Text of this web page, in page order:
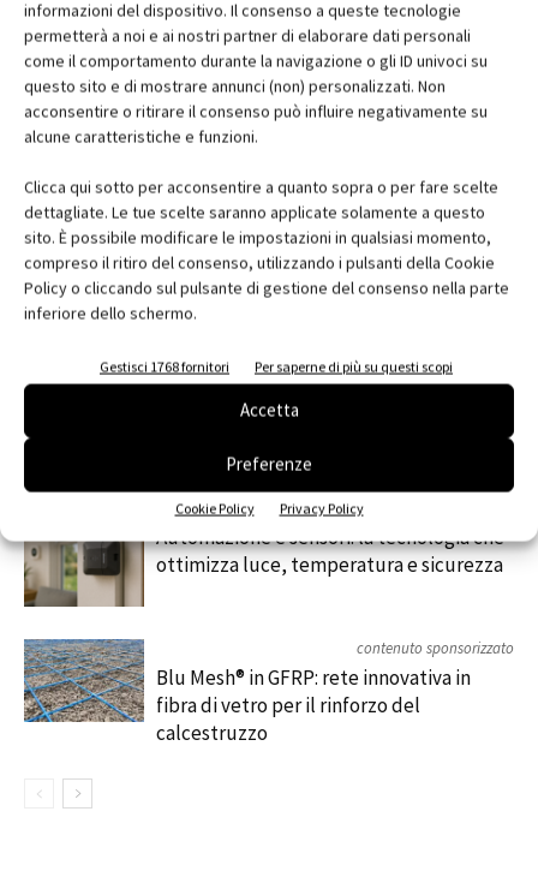
informazioni del dispositivo. Il consenso a queste tecnologie
permetterà a noi e ai nostri partner di elaborare dati personali
come il comportamento durante la navigazione o gli ID univoci su
questo sito e di mostrare annunci (non) personalizzati. Non
acconsentire o ritirare il consenso può influire negativamente su
alcune caratteristiche e funzioni.
Clicca qui sotto per acconsentire a quanto sopra o per fare scelte
dettagliate. Le tue scelte saranno applicate solamente a questo
sito. È possibile modificare le impostazioni in qualsiasi momento,
compreso il ritiro del consenso, utilizzando i pulsanti della Cookie
Policy o cliccando sul pulsante di gestione del consenso nella parte
inferiore dello schermo.
Gestisci 1768 fornitori Per saperne di più su questi scopi
Accetta
Preferenze
Cookie Policy Privacy Policy
Fax:0471 635511
e-mail:mail@eurotherm.info
Web:www.eurotherm.info
Facebook Twitter Pinterest
RELATED ARTICLES MORE FROM AUTHOR
MYCOMFORT TOUCH: il comando evoluto
Automazione e sensori: la tecnologia che
ottimizza luce, temperatura e sicurezza
contenuto sponsorizzato
Blu Mesh® in GFRP: rete innovativa in
fibra di vetro per il rinforzo del
calcestruzzo